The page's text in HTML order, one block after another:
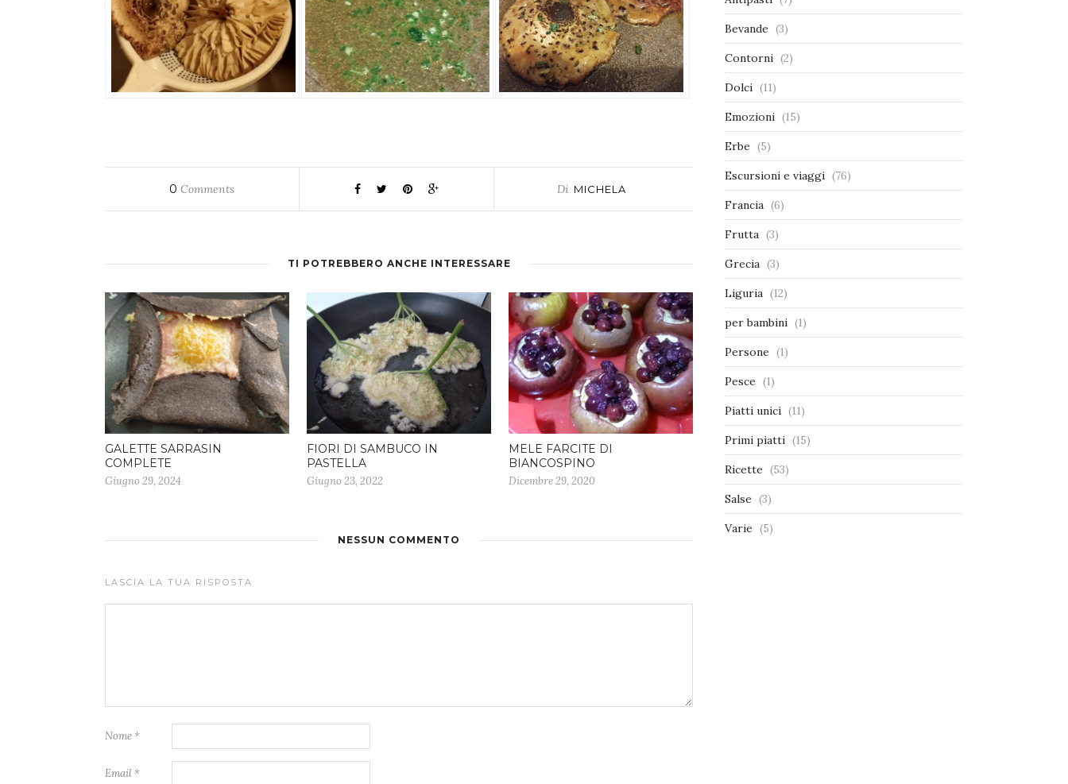
0 Comments Di MICHELA
TI POTREBBERO ANCHE INTERESSARE
GALETTE SARRASIN
COMPLETE
Giugno 29, 2024
FIORI DI SAMBUCO IN
PASTELLA
Giugno 23, 2022
MELE FARCITE DI
BIANCOSPINO
Dicembre 29, 2020
NESSUN COMMENTO
LASCIA LA TUA RISPOSTA
Nome *
Email *
Bevande (3)
Contorni (2)
Dolci (11)
Emozioni (15)
Erbe (5)
Escursioni e viaggi (76)
Francia (6)
Frutta (3)
Grecia (3)
Liguria (12)
per bambini (1)
Persone (1)
Pesce (1)
Piatti unici (11)
Primi piatti (15)
Ricette (53)
Salse (3)
Varie (5)